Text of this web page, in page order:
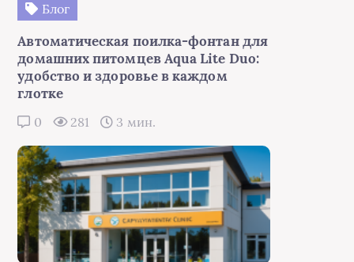
Блог
Автоматическая поилка-фонтан для
домашних питомцев Aqua Lite Duo:
удобство и здоровье в каждом
глотке
0 281 3 мин.